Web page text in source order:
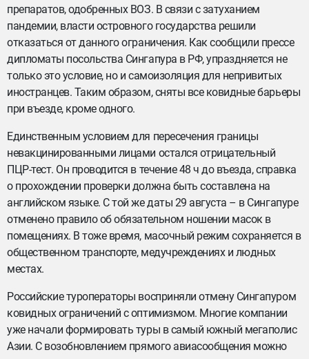
препаратов, одобренных ВОЗ. В связи с затуханием
пандемии, власти островного государства решили
отказаться от данного ограничения. Как сообщили прессе
дипломаты посольства Сингапура в РФ, упраздняется не
только это условие, но и самоизоляция для непривитых
иностранцев. Таким образом, сняты все ковидные барьеры
при въезде, кроме одного.
Единственным условием для пересечения границы
невакцинированными лицами остался отрицательный
ПЦР-тест. Он проводится в течение 48 ч до въезда, справка
о прохождении проверки должна быть составлена на
английском языке. С той же даты 29 августа – в Сингапуре
отменено правило об обязательном ношении масок в
помещениях. В тоже время, масочный режим сохраняется в
общественном транспорте, медучреждениях и людных
местах.
Российские туроператоры восприняли отмену Сингапуром
ковидных ограничений с оптимизмом. Многие компании
уже начали формировать туры в самый южный мегаполис
Азии. С возобновлением прямого авиасообщения можно